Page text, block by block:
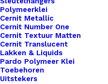
Polymeerklei
Cernit Metallic
Cernit Number One
Cernit Textuur Matten
Cernit Translucent
Lakken & Liquids
Pardo Polymeer Klei
Toebehoren
Uitstekers
€14,99